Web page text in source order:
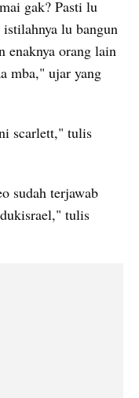
gak? Pasti lu
lu bangun
enaknya orang lain
mba," ujar yang
scarlett," tulis
sudah terjawab
tulis